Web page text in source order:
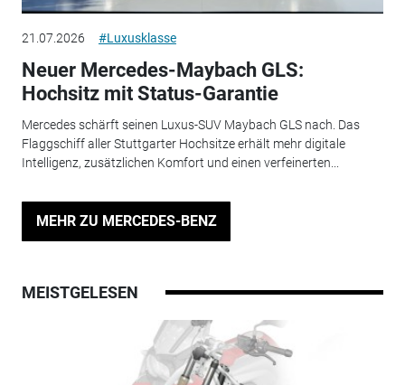
21.07.2026 #Luxusklasse
Neuer Mercedes-Maybach GLS:
Hochsitz mit Status-Garantie
Mercedes schärft seinen Luxus-SUV Maybach GLS nach. Das
Flaggschiff aller Stuttgarter Hochsitze erhält mehr digitale
Intelligenz, zusätzlichen Komfort und einen verfeinerten...
MEHR ZU MERCEDES-BENZ
MEISTGELESEN